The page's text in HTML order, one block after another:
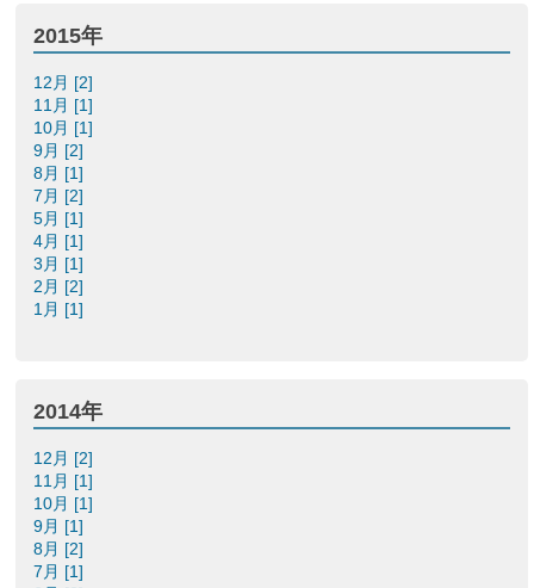
2015年
12月 [2]
11月 [1]
10月 [1]
9月 [2]
8月 [1]
7月 [2]
5月 [1]
4月 [1]
3月 [1]
2月 [2]
1月 [1]
2014年
12月 [2]
11月 [1]
10月 [1]
9月 [1]
8月 [2]
7月 [1]